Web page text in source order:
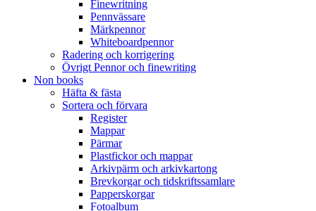
Finewritning
Pennvässare
Märkpennor
Whiteboardpennor
Radering och korrigering
Övrigt Pennor och finewriting
Non books
Häfta & fästa
Sortera och förvara
Register
Mappar
Pärmar
Plastfickor och mappar
Arkivpärm och arkivkartong
Brevkorgar och tidskriftssamlare
Papperskorgar
Fotoalbum